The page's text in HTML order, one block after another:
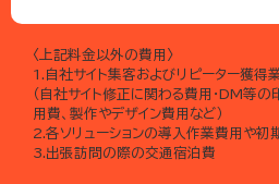
〈上記料金以外の費用〉
1.自社サイト集客およびリピーター獲得
（自社サイト修正に関わる費用・DM等
用費、製作やデザイン費用など）
2.各ソリューションの導入作業費用や初
3.出張訪問の際の交通宿泊費